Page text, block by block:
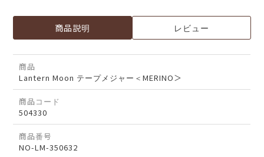
商品説明 レビュー
商品
Lantern Moon テープメジャー＜MERINO＞
商品コード
504330
商品番号
NO-LM-350632